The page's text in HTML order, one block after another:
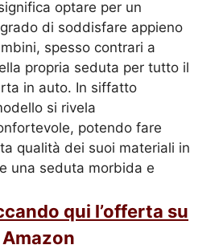
optare per un
di soddisfare appieno
spesso contrari a
propria seduta per tutto il
in auto. In siffatto
si rivela
potendo fare
qualità dei suoi materiali in
una seduta morbida e
qui l’offerta su
Amazon